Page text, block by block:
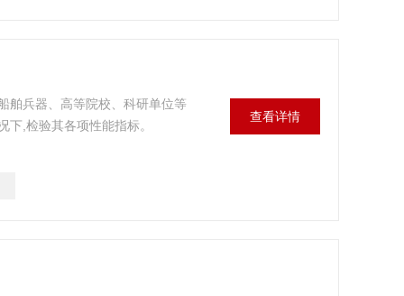
舶兵器、高等院校、科研单位等
下,检验其各项性能指标。
查看详情